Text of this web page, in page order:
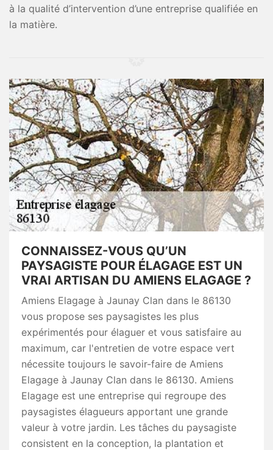
à la qualité d’intervention d’une entreprise qualifiée en
la matière.
CONNAISSEZ-VOUS QU’UN
PAYSAGISTE POUR ÉLAGAGE EST UN
VRAI ARTISAN DU AMIENS ELAGAGE ?
Amiens Elagage à Jaunay Clan dans le 86130
vous propose ses paysagistes les plus
expérimentés pour élaguer et vous satisfaire au
maximum, car l'entretien de votre espace vert
nécessite toujours le savoir-faire de Amiens
Elagage à Jaunay Clan dans le 86130. Amiens
Elagage est une entreprise qui regroupe des
paysagistes élagueurs apportant une grande
valeur à votre jardin. Les tâches du paysagiste
consistent en la conception, la plantation et